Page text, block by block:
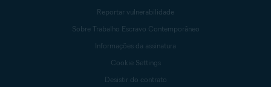
Reportar vulnerabilidade
Sobre Trabalho Escravo Contemporâneo
Informações da assinatura
Cookie Settings
Desistir do contrato